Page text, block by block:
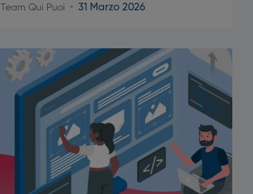
Team Qui Puoi 31 Marzo 2026